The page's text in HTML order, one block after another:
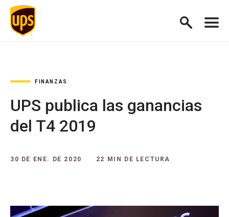
FINANZAS
UPS publica las ganancias
del T4 2019
30 DE ENE. DE 2020 22 MIN DE LECTURA